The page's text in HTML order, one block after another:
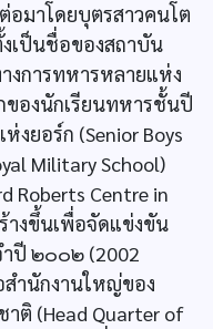
อมาโดยบุตรสาวคนโต
เป็นชื่อของสถาบัน
งการทหารหลายแห่ง
ของนักเรียนทหารชั้นปี
งยอร์ก (Senior Boys
Military School)
Roberts Centre in
างขึ้นเพื่อจัดแข่งขัน
ปี ๒๐๐๒ (2002
สำนักงานใหญ่ของ
ติ (Head Quarter of